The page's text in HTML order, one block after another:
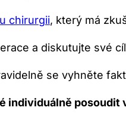
chirurgii, který má
a diskutujte své
se vyhněte
individuálně